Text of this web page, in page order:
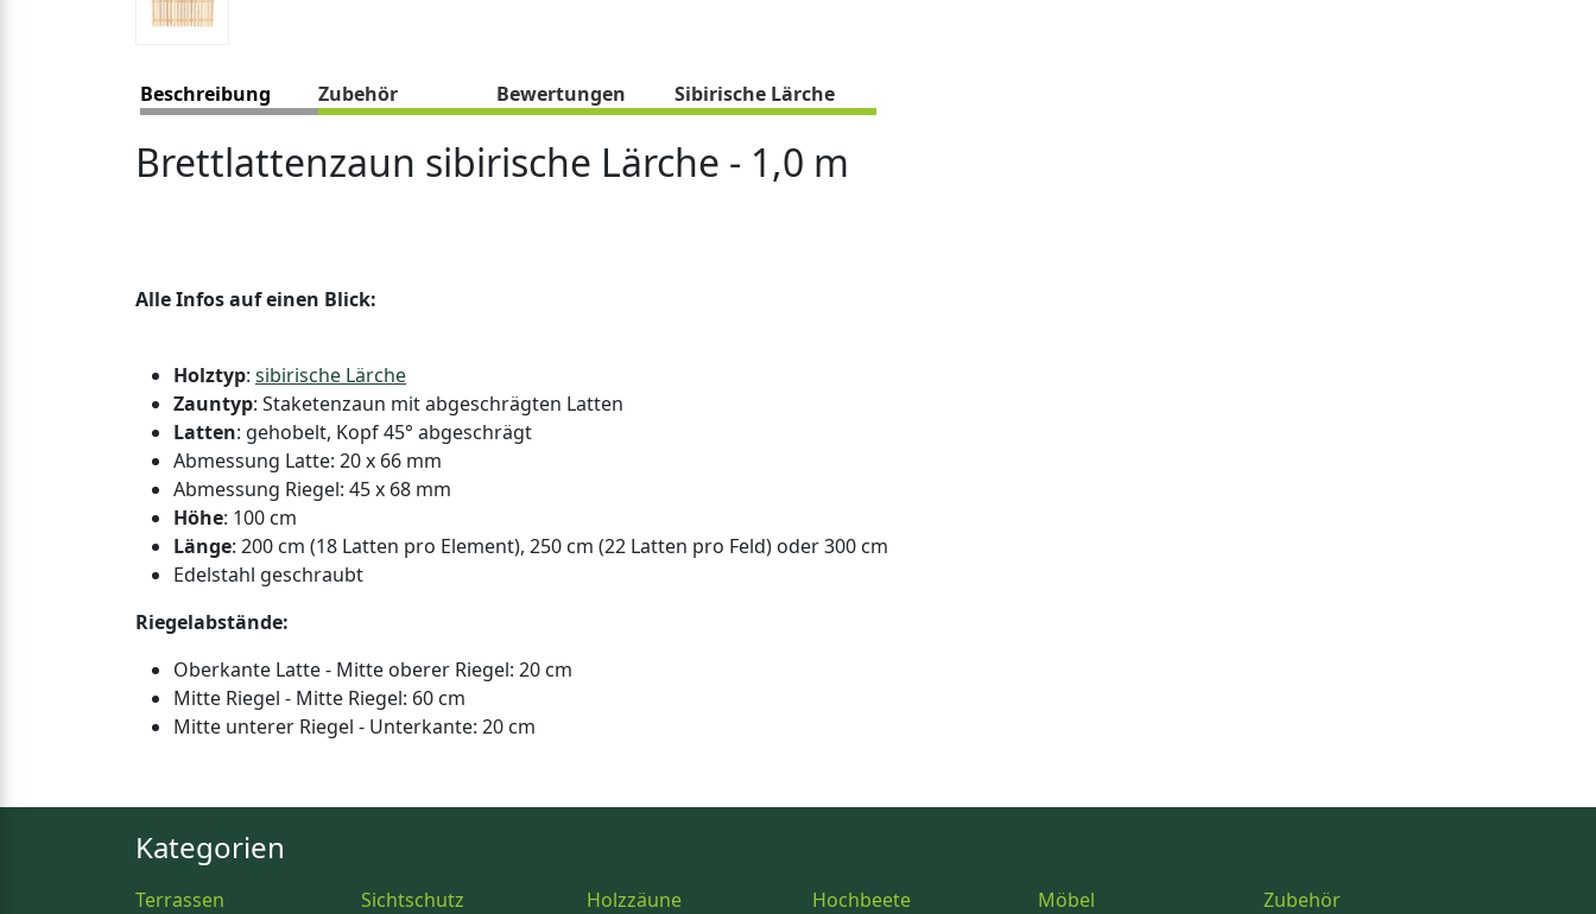
Beschreibung Zubehör Bewertungen Sibirische Lärche
Brettlattenzaun sibirische Lärche - 1,0 m
Alle Infos auf einen Blick:
Holztyp: sibirische Lärche
Zauntyp: Staketenzaun mit abgeschrägten Latten
Latten: gehobelt, Kopf 45° abgeschrägt
Abmessung Latte: 20 x 66 mm
Abmessung Riegel: 45 x 68 mm
Höhe: 100 cm
Länge: 200 cm (18 Latten pro Element), 250 cm (22 Latten pro Feld) oder 300 cm
Edelstahl geschraubt
Riegelabstände:
Oberkante Latte - Mitte oberer Riegel: 20 cm
Mitte Riegel - Mitte Riegel: 60 cm
Mitte unterer Riegel - Unterkante: 20 cm
Kategorien
Terrassen Sichtschutz Holzzäune Hochbeete Möbel Zubehör